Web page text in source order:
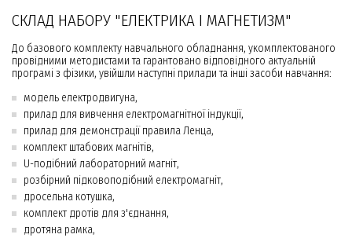
СКЛАД НАБОРУ "ЕЛЕКТРИКА І МАГНЕТИЗМ"
До базового комплекту навчального обладнання, укомплектованого
провідними методистами та гарантовано відповідного актуальній
програмі з фізики, увійшли наступні прилади та інші засоби навчання:
модель електродвигуна,
прилад для вивчення електромагнітної індукції,
прилад для демонстрації правила Ленца,
комплект штабових магнітів,
U-подібний лабораторний магніт,
розбірний підковоподібний електромагніт,
дросельна котушка,
комплект дротів для з'єднання,
дротяна рамка,